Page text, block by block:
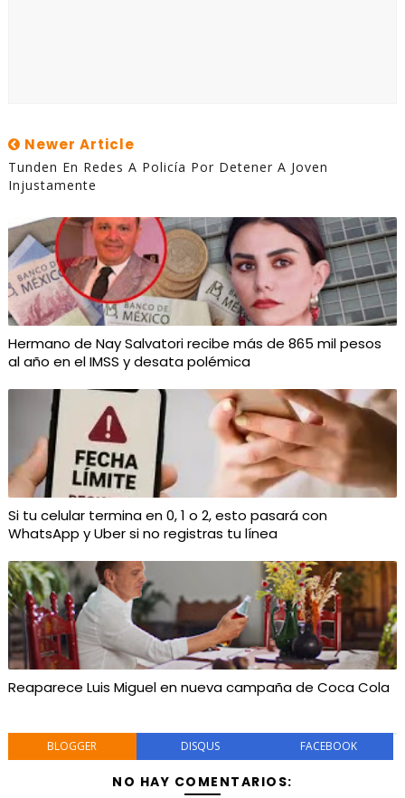
Newer Article
Tunden En Redes A Policía Por Detener A Joven
Injustamente
Hermano de Nay Salvatori recibe más de 865 mil pesos
al año en el IMSS y desata polémica
Si tu celular termina en 0, 1 o 2, esto pasará con
WhatsApp y Uber si no registras tu línea
Reaparece Luis Miguel en nueva campaña de Coca Cola
BLOGGER DISQUS FACEBOOK
NO HAY COMENTARIOS: